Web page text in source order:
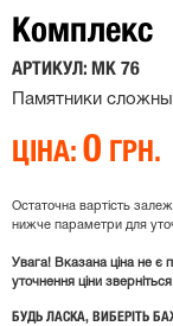
Комплекс
АРТИКУЛ: МК 76
Памятники
ЦІНА: 0 ГРН.
Остаточна вартість
нижче параметри для
Увага! Вказана ціна не є
уточнення ціни
БУДЬ ЛАСКА, ВИБЕРІТЬ